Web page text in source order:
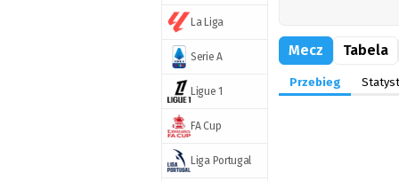
La Liga
Serie A
Ligue 1
FA Cup
Liga Portugal
Mecz Tabela
Przebieg